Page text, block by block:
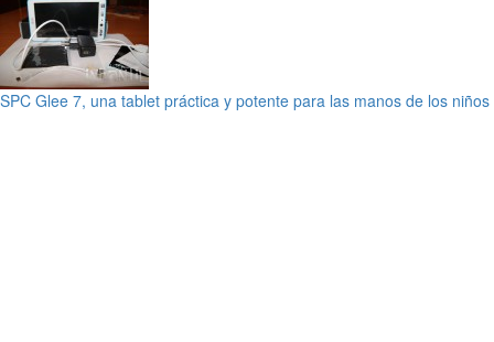
SPC Glee 7, una tablet práctica y potente para las manos de los niños